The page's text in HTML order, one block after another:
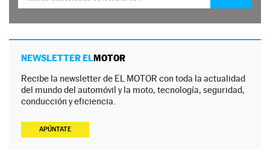
NEWSLETTER ELMOTOR
Recibe la newsletter de EL MOTOR con toda la actualidad
del mundo del automóvil y la moto, tecnología, seguridad,
conducción y eficiencia.
APÚNTATE